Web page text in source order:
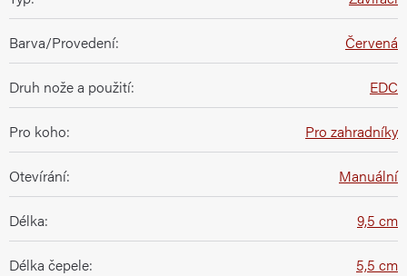
Barva/Provedení: Červená
Druh nože a použití: EDC
Pro koho: Pro zahradníky
Otevírání: Manuální
Délka: 9,5 cm
Délka čepele: 5,5 cm